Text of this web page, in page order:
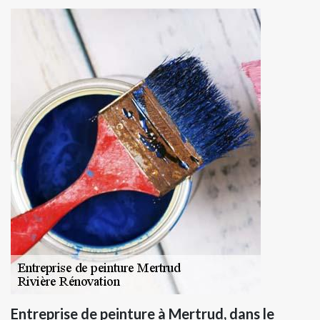
Entreprise de peinture à Mertrud, dans le